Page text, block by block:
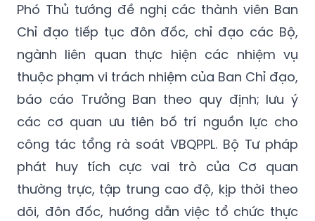
Phó Thủ tướng đề nghị các thành viên Ban
Chỉ đạo tiếp tục đôn đốc, chỉ đạo các Bộ,
ngành liên quan thực hiện các nhiệm vụ
thuộc phạm vi trách nhiệm của Ban Chỉ đạo,
báo cáo Trưởng Ban theo quy định; lưu ý
các cơ quan ưu tiên bố trí nguồn lực cho
công tác tổng rà soát VBQPPL. Bộ Tư pháp
phát huy tích cực vai trò của Cơ quan
thường trực, tập trung cao độ, kịp thời theo
dõi, đôn đốc, hướng dẫn việc tổ chức thực